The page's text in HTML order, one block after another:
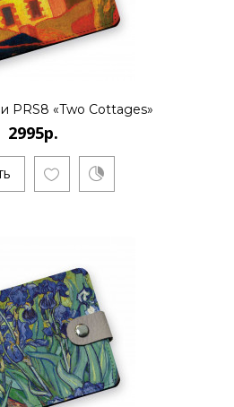
PRS8 «Two Cottages»
2995р.